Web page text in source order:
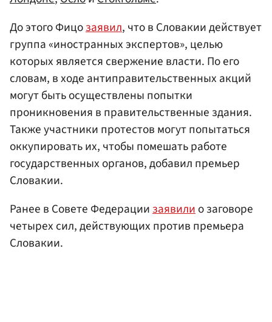
До этого Фицозаявил, что в Словакии действует
группа «иностранных экспертов», целью
которых является свержение власти. По его
словам, в ходе антиправительственных акций
могут быть осуществлены попытки
проникновения в правительственные здания.
Также участники протестов могут попытаться
оккупировать их, чтобы помешать работе
государственных органов, добавил премьер
Словакии.
Ранее в Совете Федерациизаявилио заговоре
четырех сил, действующих против премьера
Словакии.